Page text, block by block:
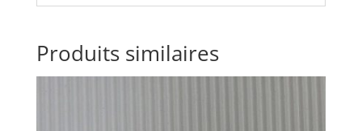
Produits similaires